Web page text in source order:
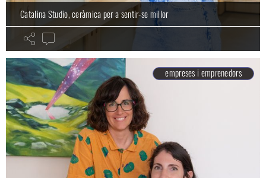
Catalina Studio, ceràmica per a sentir-se millor
empreses i emprenedors